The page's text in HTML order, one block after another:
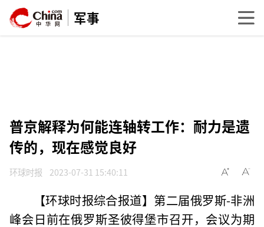
军事
普京解释为何能连轴转工作：耐力是遗
传的，现在感觉良好
环球时报 2023-07-31 15:40:11
【环球时报综合报道】第二届俄罗斯-非洲
峰会日前在俄罗斯圣彼得堡市召开，会议为期